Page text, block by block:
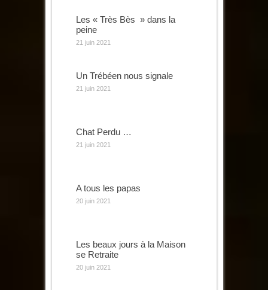
Les « Très Bès » dans la
peine
21 juin 2021
Un Trébéen nous signale
21 juin 2021
Chat Perdu …
21 juin 2021
A tous les papas
20 juin 2021
Les beaux jours à la Maison
se Retraite
20 juin 2021